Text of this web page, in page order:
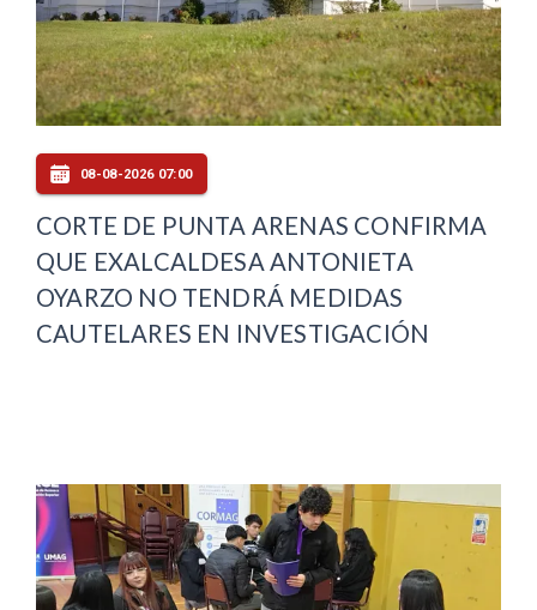
08-08-2026 07:00
CORTE DE PUNTA ARENAS CONFIRMA
QUE EXALCALDESA ANTONIETA
OYARZO NO TENDRÁ MEDIDAS
CAUTELARES EN INVESTIGACIÓN